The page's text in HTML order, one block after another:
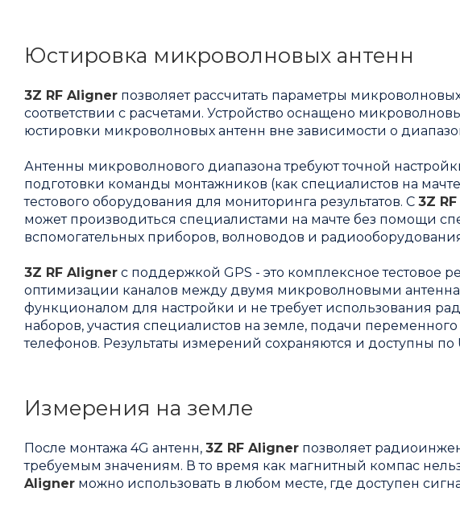
Юстировка микроволновых антенн
3Z RF Aligner позволяет рассчитать параметры
соответствии с расчетами. Устройство оснащено
юстировки микроволновых антенн вне зависимости о
Антенны микроволнового диапазона требуют точной
подготовки команды монтажников (как специалистов на
тестового оборудования для мониторинга результатов. С 3Z
может производиться специалистами на мачте без помощи
вспомогательных приборов, волноводов и
3Z RF Aligner с поддержкой GPS - это комплексное тестовое
оптимизации каналов между двумя микроволновыми
функционалом для настройки и не требует использования
наборов, участия специалистов на земле, подачи
телефонов. Результаты измерений сохраняются и доступны по
Измерения на земле
После монтажа 4G антенн, 3Z RF Aligner позволяет
требуемым значениям. В то время как магнитный компас
Aligner можно использовать в любом месте, где доступен